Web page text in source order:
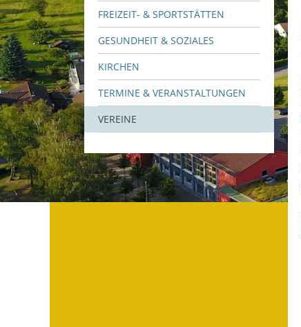
FREIZEIT- & SPORTSTÄTTEN
GESUNDHEIT & SOZIALES
KIRCHEN
TERMINE & VERANSTALTUNGEN
VEREINE